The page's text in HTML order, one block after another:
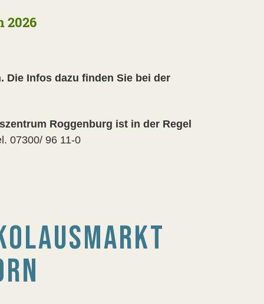
2026
Die Infos dazu finden Sie bei der
Roggenburg ist in der Regel
07300/ 96 11-0